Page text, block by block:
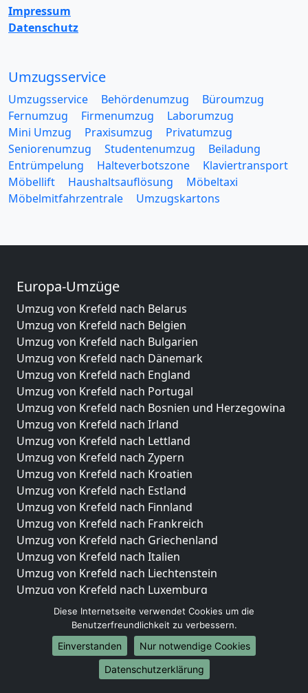
Impressum
Datenschutz
Umzugsservice
Umzugsservice Behördenumzug
Büroumzug
Fernumzug
Firmenumzug
Laborumzug
Mini Umzug
Praxisumzug
Privatumzug
Seniorenumzug
Studentenumzug
Beiladung
Entrümpelung
Halteverbotszone
Klaviertransport
Möbellift
Haushaltsauflösung
Möbeltaxi
Möbelmitfahrzentrale
Umzugskartons
Europa-Umzüge
Umzug von Krefeld nach Belarus
Umzug von Krefeld nach Belgien
Umzug von Krefeld nach Bulgarien
Umzug von Krefeld nach Dänemark
Umzug von Krefeld nach England
Umzug von Krefeld nach Portugal
Umzug von Krefeld nach Bosnien und Herzegowina
Umzug von Krefeld nach Irland
Umzug von Krefeld nach Lettland
Umzug von Krefeld nach Zypern
Umzug von Krefeld nach Kroatien
Umzug von Krefeld nach Estland
Umzug von Krefeld nach Finnland
Umzug von Krefeld nach Frankreich
Umzug von Krefeld nach Griechenland
Umzug von Krefeld nach Italien
Umzug von Krefeld nach Liechtenstein
Umzug von Krefeld nach Luxemburg
Umzug von Krefeld nach Niederlande
Umzug von Krefeld nach Norwegen
Umzüge-Deutschlandweit
Umzug von Krefeld nach Berlin
Diese Internetseite verwendet Cookies um die
Benutzerfreundlichkeit zu verbessern.
Einverstanden
Nur notwendige Cookies
Datenschutzerklärung